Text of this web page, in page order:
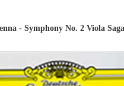
- Symphony No. 2 Viola